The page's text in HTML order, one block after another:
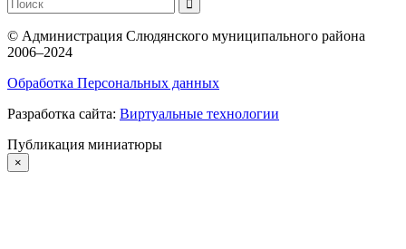
© Администрация Слюдянского муниципального района
2006–2024
Обработка Персональных данных
Разработка сайта: Виртуальные технологии
Публикация миниатюры
×